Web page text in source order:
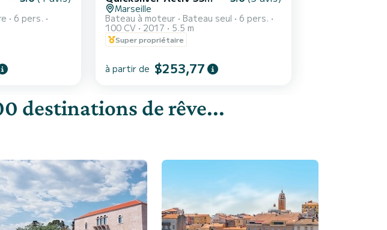
6 pers.
Marseille
Bateau à moteur
Bateau seul
6 pers.
100 CV
2017 5.5 m
Super propriétaire
à partir de $253,77
destinations de rêve...